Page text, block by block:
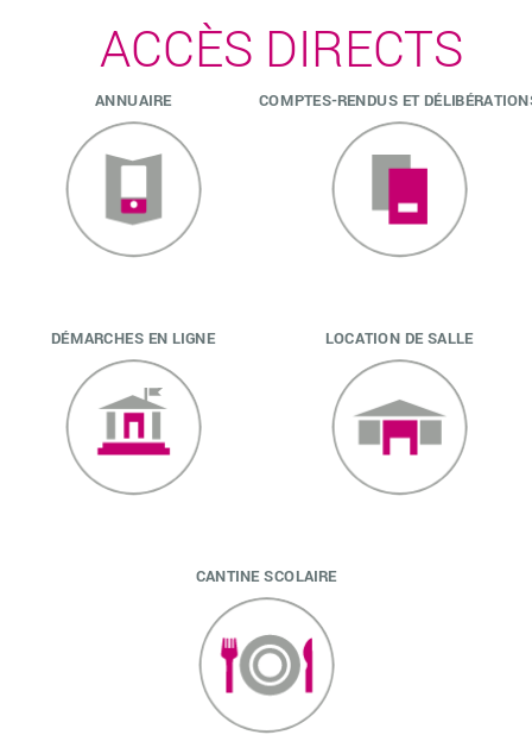
ACCÈS DIRECTS
ANNUAIRE COMPTES-RENDUS ET
DÉMARCHES EN LIGNE LOCATION DE SALLE
CANTINE SCOLAIRE